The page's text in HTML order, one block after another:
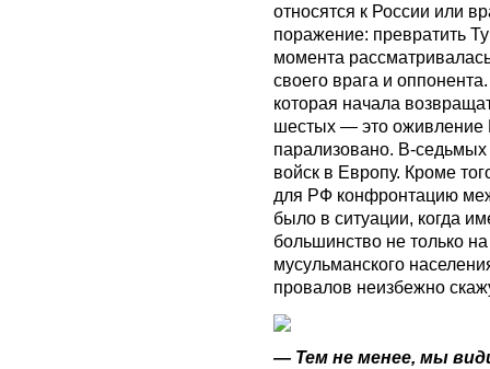
относятся к России или
поражение: превратить
момента
своего врага и
которая начала
шестых — это оживление
парализовано. В-
войск в Европу. Кроме
для РФ конфронтацию
было в ситуации, когда
большинство не только
мусульманского
провалов неизбежно
— Тем не менее, мы